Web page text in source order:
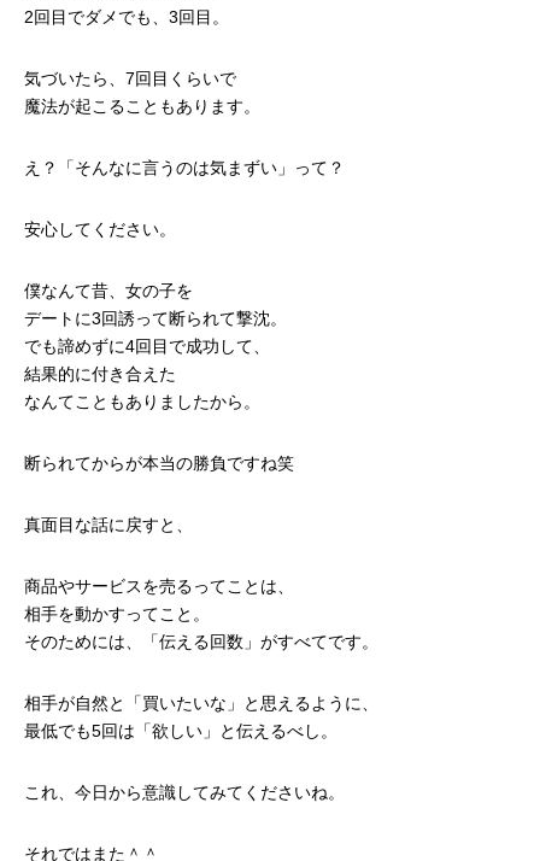
2回目でダメでも、3回目。
気づいたら、7回目くらいで
魔法が起こることもあります。
え？「そんなに言うのは気まずい」って？
安心してください。
僕なんて昔、女の子を
デートに3回誘って断られて撃沈。
でも諦めずに4回目で成功して、
結果的に付き合えた
なんてこともありましたから。
断られてからが本当の勝負ですね笑
真面目な話に戻すと、
商品やサービスを売るってことは、
相手を動かすってこと。
そのためには、「伝える回数」がすべてです。
相手が自然と「買いたいな」と思えるように、
最低でも5回は「欲しい」と伝えるべし。
これ、今日から意識してみてくださいね。
それではまた＾＾